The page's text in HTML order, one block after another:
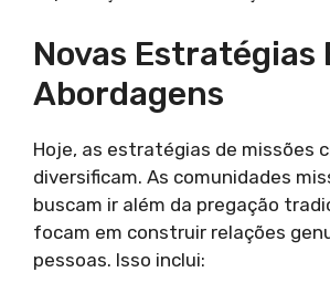
Novas Estratégias
Abordagens
Hoje, as estratégias de missões
diversificam. As comunidades
buscam ir além da pregação
focam em construir relações
pessoas. Isso inclui: